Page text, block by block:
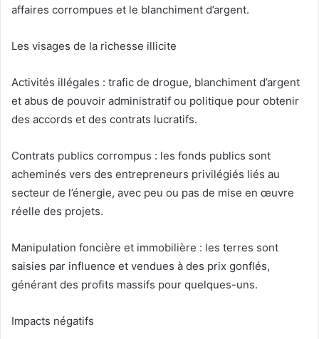
affaires corrompues et le blanchiment d’argent.
Les visages de la richesse illicite
Activités illégales : trafic de drogue, blanchiment d’argent
et abus de pouvoir administratif ou politique pour obtenir
des accords et des contrats lucratifs.
Contrats publics corrompus : les fonds publics sont
acheminés vers des entrepreneurs privilégiés liés au
secteur de l’énergie, avec peu ou pas de mise en œuvre
réelle des projets.
Manipulation foncière et immobilière : les terres sont
saisies par influence et vendues à des prix gonflés,
générant des profits massifs pour quelques-uns.
Impacts négatifs